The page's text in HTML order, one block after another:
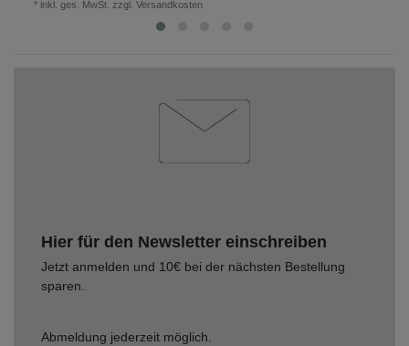
* inkl. ges. MwSt. zzgl.Versandkosten
Hier für den Newsletter einschreiben
Jetzt anmelden und 10€ bei der nächsten Bestellung
sparen.
Abmeldung jederzeit möglich.